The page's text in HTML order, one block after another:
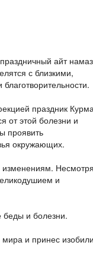
айт
с близкими,
праздник
от этой болезни и
проявить
окружающих.
изменениям. Несмотря
и
беды и болезни.
и принес